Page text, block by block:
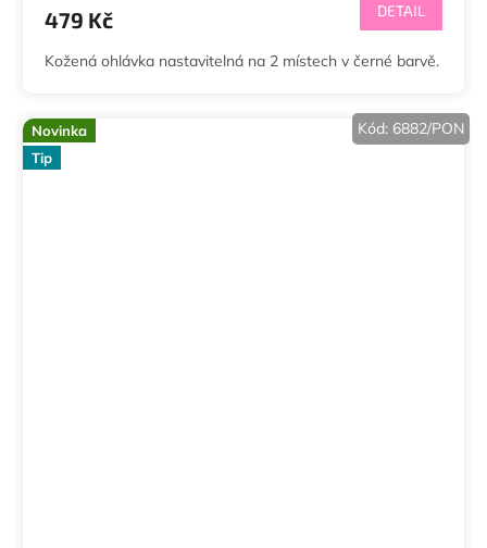
479 Kč DETAIL
Kožená ohlávka nastavitelná na 2 místech v černé barvě.
Novinka
Tip
Kód: 6882/PON